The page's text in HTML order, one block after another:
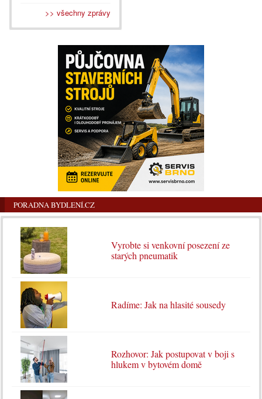
>> všechny zprávy
PORADNA BYDLENÍ.CZ
Vyrobte si venkovní posezení ze
starých pneumatik
Radíme: Jak na hlasité sousedy
Rozhovor: Jak postupovat v boji s
hlukem v bytovém domě